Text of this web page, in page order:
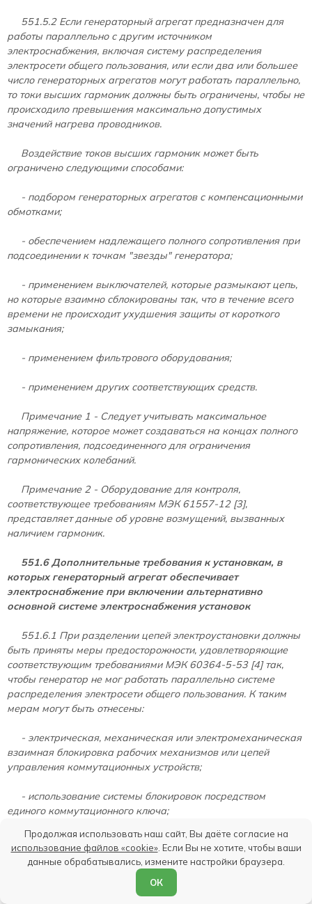
551.5.2 Если генераторный агрегат предназначен для
работы параллельно с другим источником
электроснабжения, включая систему распределения
электросети общего пользования, или если два или большее
число генераторных агрегатов могут работать параллельно,
то токи высших гармоник должны быть ограничены, чтобы не
происходило превышения максимально допустимых
значений нагрева проводников.
Воздействие токов высших гармоник может быть
ограничено следующими способами:
- подбором генераторных агрегатов с компенсационными
обмотками;
- обеспечением надлежащего полного сопротивления при
подсоединении к точкам "звезды" генератора;
- применением выключателей, которые размыкают цепь,
но которые взаимно сблокированы так, что в течение всего
времени не происходит ухудшения защиты от короткого
замыкания;
- применением фильтрового оборудования;
- применением других соответствующих средств.
Примечание 1 - Следует учитывать максимальное
напряжение, которое может создаваться на концах полного
сопротивления, подсоединенного для ограничения
гармонических колебаний.
Примечание 2 - Оборудование для контроля,
соответствующее требованиям МЭК 61557-12 [3],
представляет данные об уровне возмущений, вызванных
наличием гармоник.
551.6 Дополнительные требования к установкам, в
которых генераторный агрегат обеспечивает
электроснабжение при включении альтернативно
основной системе электроснабжения установок
551.6.1 При разделении цепей электроустановки должны
быть приняты меры предосторожности, удовлетворяющие
соответствующим требованиями МЭК 60364-5-53 [4] так,
чтобы генератор не мог работать параллельно системе
распределения электросети общего пользования. К таким
мерам могут быть отнесены:
- электрическая, механическая или электромеханическая
взаимная блокировка рабочих механизмов или цепей
управления коммутационных устройств;
- использование системы блокировок посредством
единого коммутационного ключа;
- использование трехпозиционного перекидного
переключателя;
- использование автоматического коммутационного
устройства с соответствующей блокировкой;
Продолжая использовать наш сайт, Вы даёте согласие на
использование файлов «cookie». Если Вы не хотите, чтобы ваши
данные обрабатывались, измените настройки браузера.
ОК